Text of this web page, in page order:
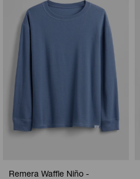
Remera Waffle Niño -